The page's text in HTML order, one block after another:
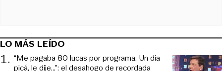
LO MÁS LEÍDO
1. “Me pagaba 80 lucas por programa. Un día
picá, le dije...”: el desahogo de recordada